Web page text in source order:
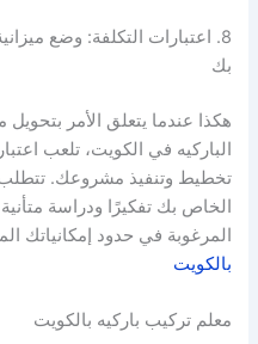
8. اعتبارات التكلفة: وضع
بك
هكذا عندما يتعلق الأمر
الباركيه في الكويت، تلعب
تخطيط وتنفيذ مشروعك. تتطلب
الخاص بك تفكيرًا ودراسة
المرغوبة في حدود إمكانياتك
بالكويت
معلم تركيب باركيه بالكويت